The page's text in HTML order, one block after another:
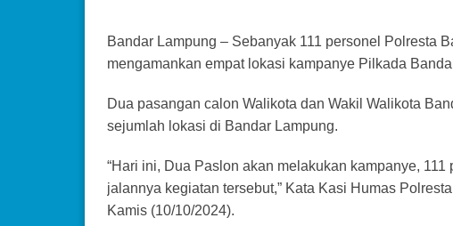
Bandar Lampung – Sebanyak 111 personel Polresta
mengamankan empat lokasi kampanye Pilkada
Dua pasangan calon Walikota dan Wakil Walikota
sejumlah lokasi di Bandar Lampung.
“Hari ini, Dua Paslon akan melakukan kampanye,
jalannya kegiatan tersebut,” Kata Kasi Humas
Kamis (10/10/2024).